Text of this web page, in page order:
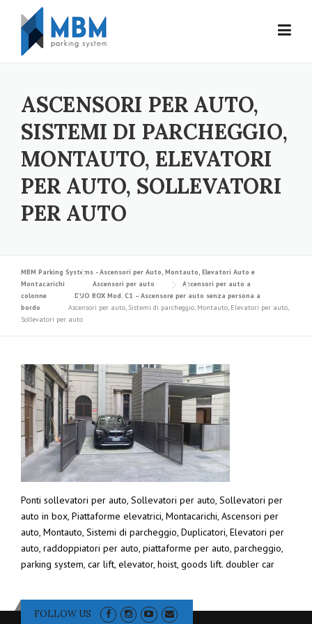
Skip to content
ASCENSORI PER AUTO,
SISTEMI DI PARCHEGGIO,
MONTAUTO, ELEVATORI
PER AUTO, SOLLEVATORI
PER AUTO
MBM Parking Systems - Ascensori per Auto, Montauto, Elevatori Auto e
Montacarichi
Ascensori per auto
Ascensori per auto a
colonne
DUO BOX Mod. C1 – Ascensore per auto senza persona a
bordo
Ascensori per auto, Sistemi di parcheggio, Montauto, Elevatori per auto,
Sollevatori per auto
Ponti sollevatori per auto, Sollevatori per auto, Sollevatori per
auto in box, Piattaforme elevatrici, Montacarichi, Ascensori per
auto, Montauto, Sistemi di parcheggio, Duplicatori, Elevatori per
auto, raddoppiatori per auto, piattaforme per auto, parcheggio,
parking system, car lift, elevator, hoist, goods lift. doubler car
FOLLOW US